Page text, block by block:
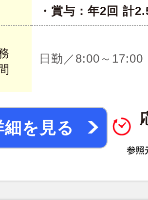
・賞与：年2回 計
日勤／8:00～17:00
細を見る